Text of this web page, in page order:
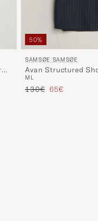
50%
SAMSØE SAMSØE
Avan Structured
Navy
M L
Regulärer Preis
130€ Reduzierter
65€